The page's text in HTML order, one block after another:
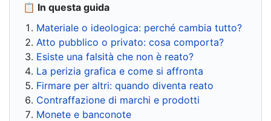
📋 In questa guida
Materiale o ideologica: perché cambia tutto?
Atto pubblico o privato: cosa comporta?
Esiste una falsità che non è reato?
La perizia grafica e come si affronta
Firmare per altri: quando diventa reato
Contraffazione di marchi e prodotti
Monete e banconote